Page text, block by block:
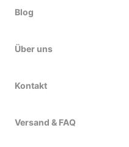
Blog
Über uns
Kontakt
Versand & FAQ